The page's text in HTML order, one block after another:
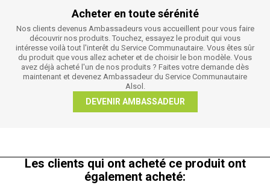
Acheter en toute sérénité
Nos clients devenus Ambassadeurs vous accueillent pour vous faire
découvrir nos produits. Touchez, essayez le produit qui vous
intéresse voilà tout l'interêt du Service Communautaire. Vous êtes sûr
du produit que vous allez acheter et de choisir le bon modèle. Vous
avez déjà acheté l'un de nos produits ? Faites votre demande dès
maintenant et devenez Ambassadeur du Service Communautaire
Alsol.
DEVENIR AMBASSADEUR
Les clients qui ont acheté ce produit ont
également acheté: